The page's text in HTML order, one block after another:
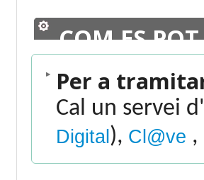
COM ES
Per a
Cal un servei
Digital), Cl@ve ,